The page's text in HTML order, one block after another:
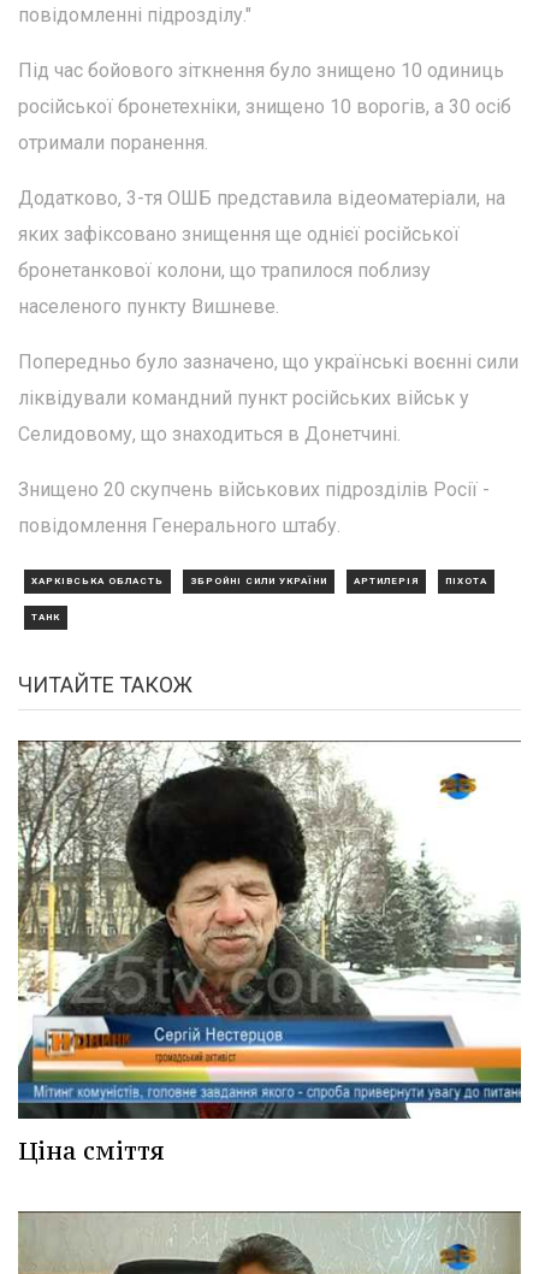
повідомленні підрозділу."
Під час бойового зіткнення було знищено 10 одиниць
російської бронетехніки, знищено 10 ворогів, а 30 осіб
отримали поранення.
Додатково, 3-тя ОШБ представила відеоматеріали, на
яких зафіксовано знищення ще однієї російської
бронетанкової колони, що трапилося поблизу
населеного пункту Вишневе.
Попередньо було зазначено, що українські воєнні сили
ліквідували командний пункт російських військ у
Селидовому, що знаходиться в Донетчині.
Знищено 20 скупчень військових підрозділів Росії -
повідомлення Генерального штабу.
ХАРКІВСЬКА ОБЛАСТЬ ЗБРОЙНІ СИЛИ УКРАЇНИ АРТИЛЕРІЯ ПІХОТА
ТАНК
ЧИТАЙТЕ ТАКОЖ
Ціна сміття